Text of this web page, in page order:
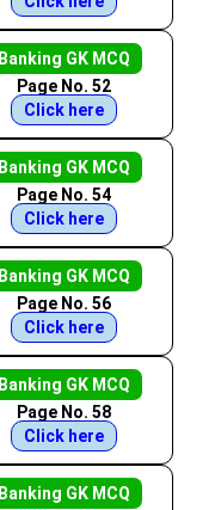
Banking GK MCQ
Page No. 52
Click here
Banking GK MCQ
Page No. 54
Click here
Banking GK MCQ
Page No. 56
Click here
Banking GK MCQ
Page No. 58
Click here
Banking GK MCQ